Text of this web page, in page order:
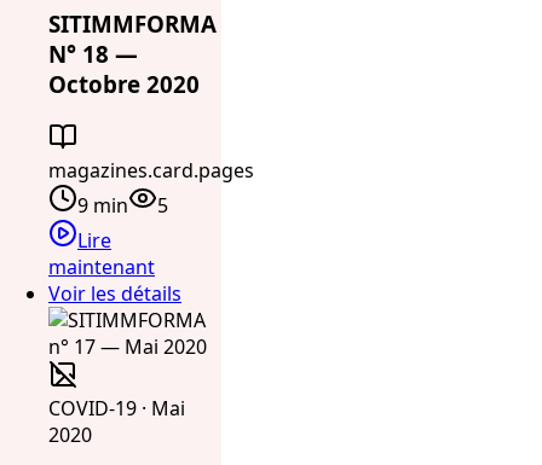
SITIMMFORMA
N° 18 —
Octobre 2020
magazines.card.pages
9 min
5
Lire
maintenant
Voir les détails
COVID-19 · Mai
2020